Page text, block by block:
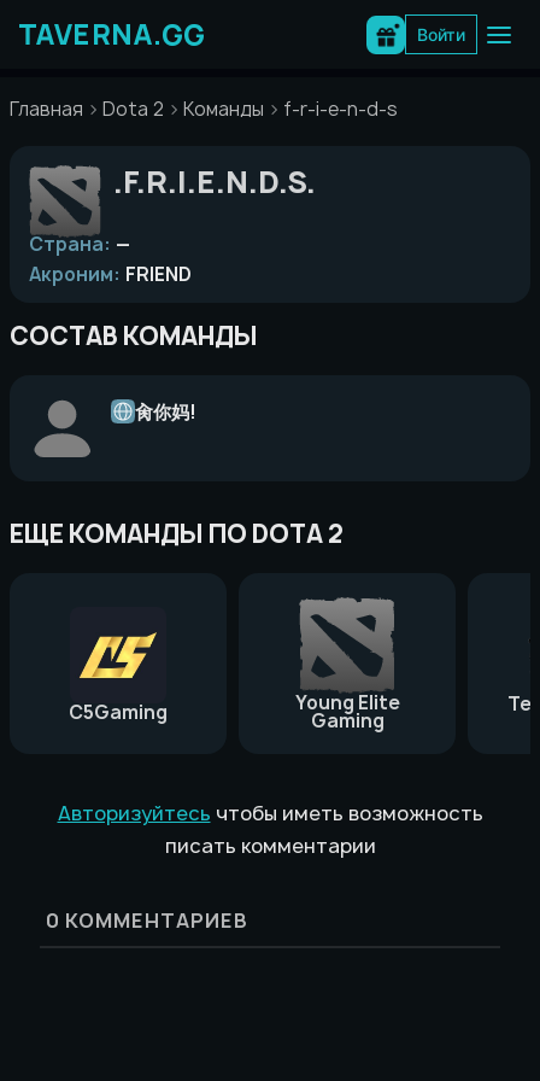
содержимому
Войти
Главная Dota 2 Команды f-r-i-e-n-d-s
.F.R.I.E.N.D.S.
Страна: —
Акроним: FRIEND
СОСТАВ КОМАНДЫ
肏你妈!
ЕЩЕ КОМАНДЫ ПО DOTA 2
C5Gaming Young Elite
Gaming
Авторизуйтесь чтобы иметь возможность
писать комментарии
0 КОММЕНТАРИЕВ